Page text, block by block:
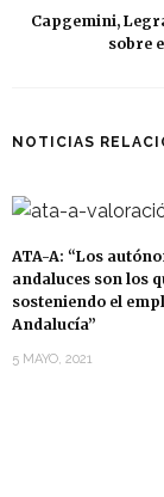
Capgemini,
sobre
NOTICIAS
ATA-A: “Los
andaluces son los
sosteniendo el
Andalucía”
5 MAYO, 2021